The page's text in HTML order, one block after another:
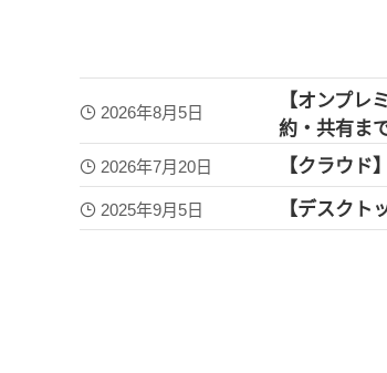
2026年8月5日
【オンプ
約・共有ま
2026年7月20日 【クラウド
2025年9月5日 【デスク